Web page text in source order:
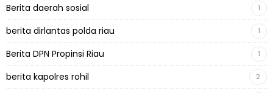
Berita daerah sosial 1
berita dirlantas polda riau 1
Berita DPN Propinsi Riau 1
berita kapolres rohil 2